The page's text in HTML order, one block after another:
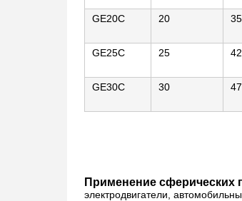
GE20C 20 35
GE25C 25 42
GE30C 30 47
Применение сферических
электродвигатели,